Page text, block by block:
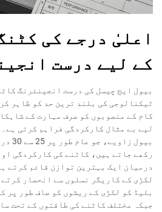
اعلیٰ درجے کی
کے لیے درست
بیول ایج چیسل کی درست انجینئرنگ
ٹیکنالوجی کی بلند ترین حد کو ظاہر
کام کے منصوبوں کو صرف مہارت کے
لیے بے مثال کارکردگی فراہم کرتی
بیول
رکھے جاتے ہیں، کاٹنے کی کارکردگی
درمیان ایک بہترین توازن قائم کرتے
لکڑی کے کاریگر نسلوں سے انحصار
بلیڈ کو لکڑی کے ریشوں کو صاف طور پر
جبکہ مختلف کاٹنے کی طاقتوں کے تحت